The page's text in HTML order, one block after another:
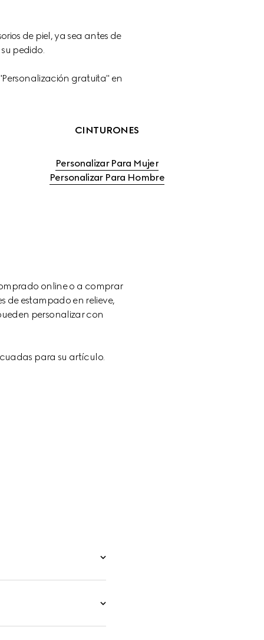
de piel, ya sea antes de
pedido.
gratuita" en
CINTURONES
Personalizar Para Mujer
Personalizar Para Hombre
online o a comprar
de estampado en relieve,
personalizar con
para su artículo.